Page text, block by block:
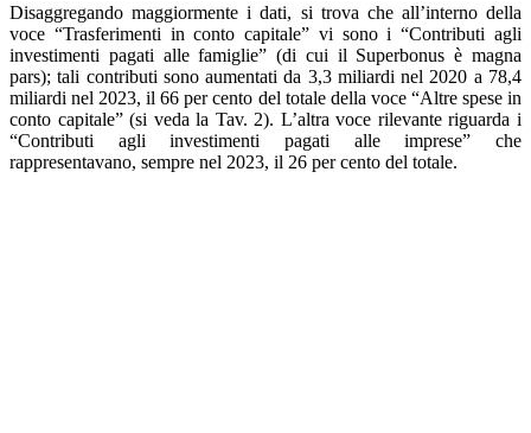
Disaggregando maggiormente i dati, si trova che all’interno della
voce “Trasferimenti in conto capitale” vi sono i “Contributi agli
investimenti pagati alle famiglie” (di cui il Superbonus è magna
pars); tali contributi sono aumentati da 3,3 miliardi nel 2020 a 78,4
miliardi nel 2023, il 66 per cento del totale della voce “Altre spese in
conto capitale” (si veda la Tav. 2). L’altra voce rilevante riguarda i
“Contributi agli investimenti pagati alle imprese” che
rappresentavano, sempre nel 2023, il 26 per cento del totale.